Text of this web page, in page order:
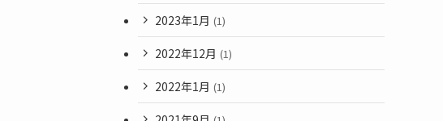
2023年1月 (1)
2022年12月 (1)
2022年1月 (1)